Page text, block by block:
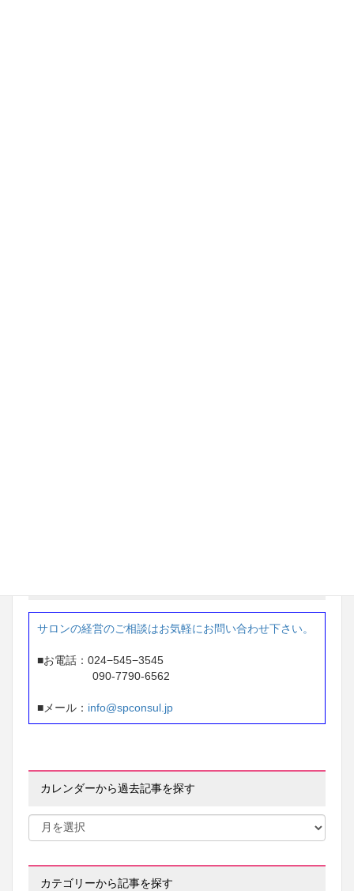
サロンの経営のご相談はお気軽にお問い合わせ下さい。
■お電話：024−545−3545
090-7790-6562
■メール： info@spconsul.jp
カレンダーから過去記事を探す
カテゴリーから記事を探す